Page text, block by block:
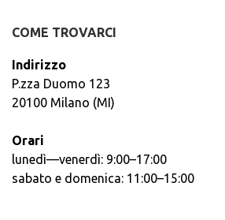
COME TROVARCI
Indirizzo
P.zza Duomo 123
20100 Milano (MI)
Orari
lunedì—venerdì: 9:00–17:00
sabato e domenica: 11:00–15:00